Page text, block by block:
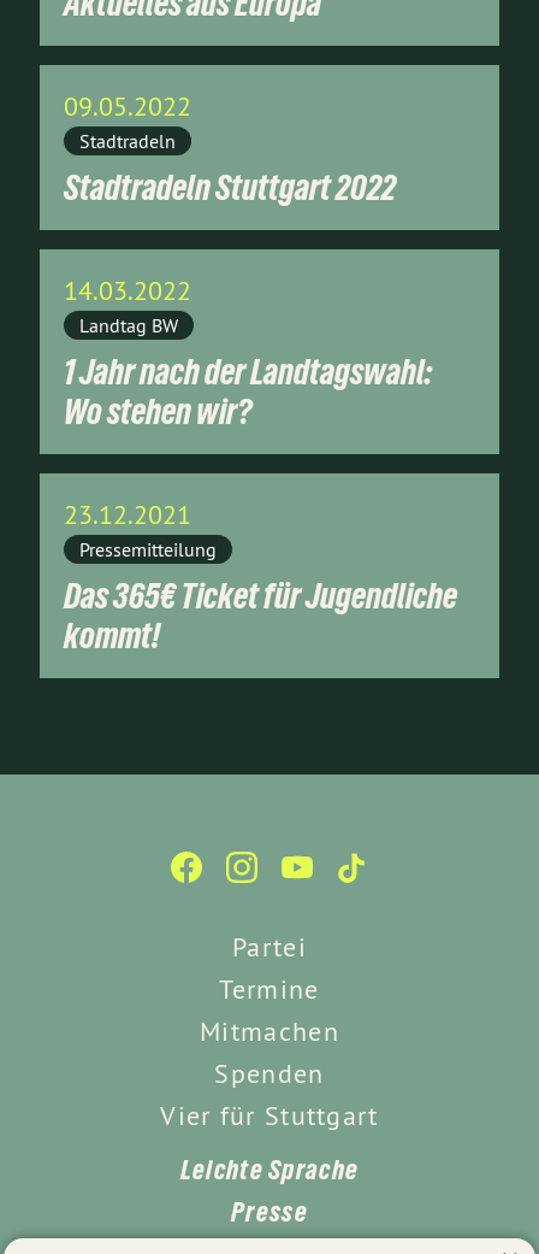
09.05.2022
Stadtradeln
Stadtradeln Stuttgart 2022
14.03.2022
Landtag BW
1 Jahr nach der Landtagswahl:
Wo stehen wir?
23.12.2021
Pressemitteilung
Das 365€ Ticket für Jugendliche
kommt!
Partei
Termine
Mitmachen
Spenden
Vier für Stuttgart
Leichte Sprache
Presse